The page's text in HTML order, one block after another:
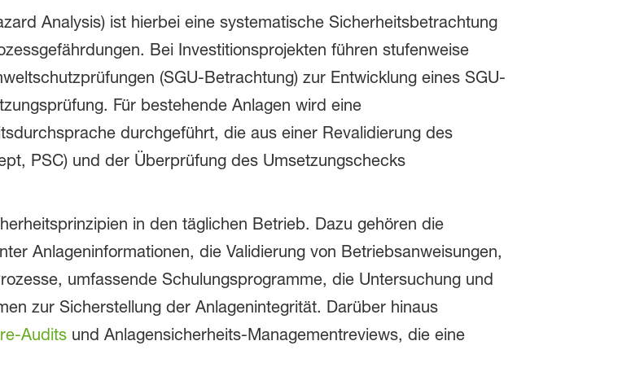
Analysis) ist hierbei eine systematische Sicherheitsbetrachtung
Bei Investitionsprojekten führen stufenweise
(SGU-Betrachtung) zur Entwicklung eines SGU-
Für bestehende Anlagen wird eine
durchgeführt, die aus einer Revalidierung des
PSC) und der Überprüfung des Umsetzungschecks
in den täglichen Betrieb. Dazu gehören die
Anlageninformationen, die Validierung von Betriebsanweisungen,
umfassende Schulungsprogramme, die Untersuchung und
zur Sicherstellung der Anlagenintegrität. Darüber hinaus
und Anlagensicherheits‑Managementreviews, die eine